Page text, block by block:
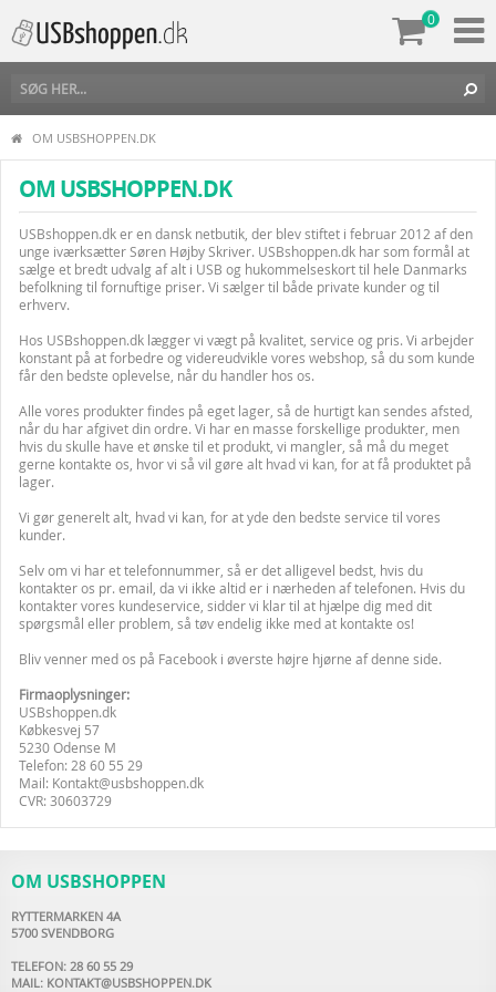
0
OM USBSHOPPEN.DK
OM USBSHOPPEN.DK
USBshoppen.dk er en dansk netbutik, der blev stiftet i februar 2012 af den
unge iværksætter Søren Højby Skriver. USBshoppen.dk har som formål at
sælge et bredt udvalg af alt i USB og hukommelseskorttil hele Danmarks
befolkning til fornuftige priser. Vi sælger til både private kunder og til
erhverv.
Hos USBshoppen.dk lægger vi vægt på kvalitet, service og pris. Vi arbejder
konstant på at forbedre og videreudvikle vores webshop, så du som kunde
får den bedste oplevelse, når du handler hos os.
Alle vores produkter findes på eget lager, så de hurtigt kan sendes afsted,
når du har afgivet din ordre. Vi har en masse forskellige produkter, men
hvis du skulle have et ønske til et produkt, vi mangler, så må du meget
gerne kontakte os, hvor vi så vil gøre alt hvad vi kan, for at få produktet på
lager.
Vi gør generelt alt, hvad vi kan, for at yde den bedste service til vores
kunder.
Selv om vi har et telefonnummer, så er det alligevel bedst, hvis du
kontakter os pr. email, da vi ikke altid er i nærheden af telefonen. Hvis du
kontakter vores kundeservice, sidder vi klar til at hjælpe dig med dit
spørgsmål eller problem, så tøv endelig ikke med at kontakte os!
Bliv venner med os på Facebook i øverste højre hjørne af denne side.
Firmaoplysninger:
USBshoppen.dk
Købkesvej 57
5230 Odense M
Telefon: 28 60 55 29
Mail: Kontakt@usbshoppen.dk
CVR: 30603729
OM USBSHOPPEN
RYTTERMARKEN 4A
5700 SVENDBORG
TELEFON: 28 60 55 29
MAIL: KONTAKT@USBSHOPPEN.DK